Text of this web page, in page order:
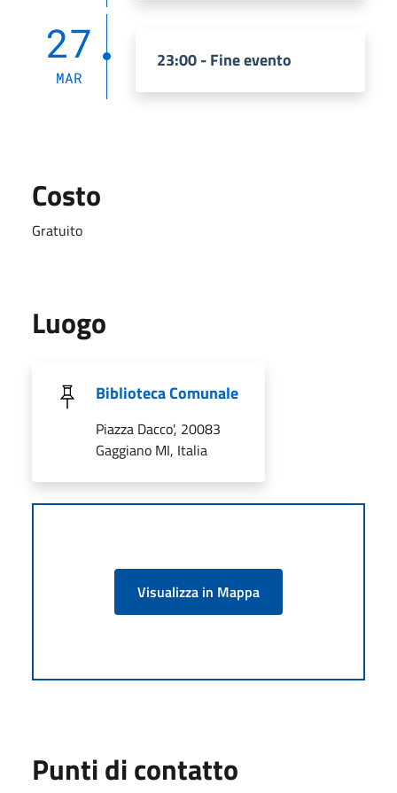
27
MAR
23:00 - Fine evento
Costo
Gratuito
Luogo
Biblioteca Comunale
Piazza Dacco', 20083
Gaggiano MI, Italia
Visualizza in Mappa
Punti di contatto